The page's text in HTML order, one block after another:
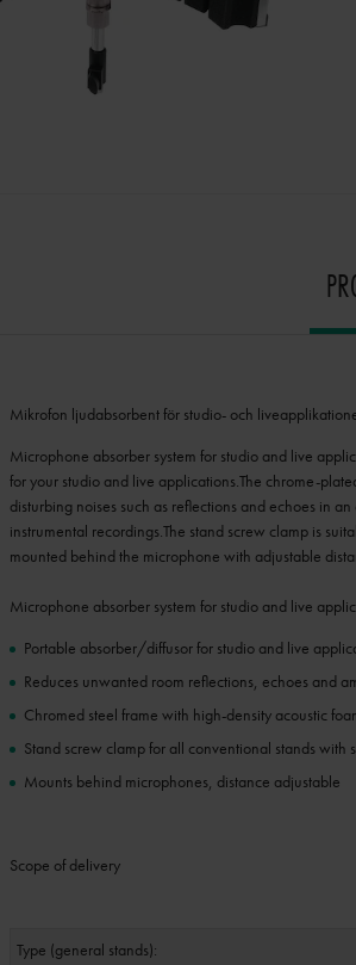
Mikrofon ljudabsorbent för studio- och
Microphone absorber system for studio and live
for your studio and live applications.The chrome-
disturbing noises such as reflections and echoes in
instrumental recordings.The stand screw clamp is
mounted behind the microphone with adjustable
Microphone absorber system for studio and live
Portable absorber/diffusor for studio and live
Reduces unwanted room reflections, echoes and
Chromed steel frame with high-density acoustic
Stand screw clamp for all conventional stands
Mounts behind microphones, distance adjustable
Scope of delivery
Type (general stands):